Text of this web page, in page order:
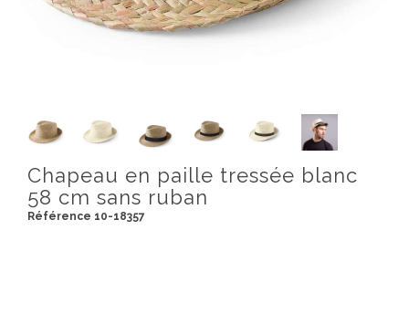
Chapeau en paille tressée blanc
58 cm sans ruban
Référence 10-18357